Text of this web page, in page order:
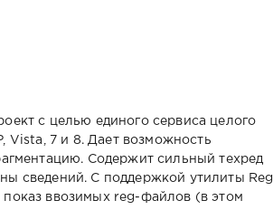
с целью единого сервиса целого
Vista, 7 и 8. Дает возможность
Содержит сильный техред
сведений. С поддержкой утилиты Reg
ввозимых reg-файлов (в этом